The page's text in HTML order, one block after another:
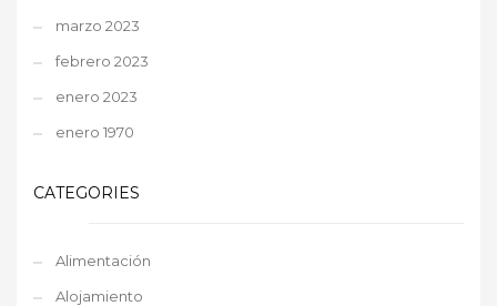
marzo 2023
febrero 2023
enero 2023
enero 1970
CATEGORIES
Alimentación
Alojamiento